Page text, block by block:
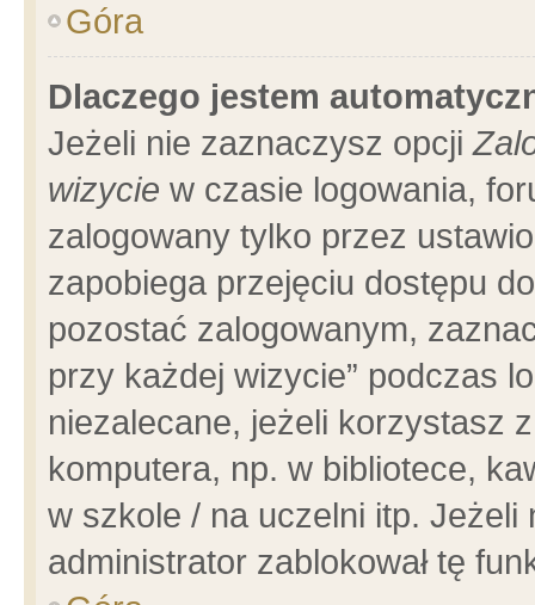
Góra
Dlaczego jestem
Jeżeli nie zaznaczysz opcji
wizycie w czasie logowania,
zalogowany tylko przez
zapobiega przejęciu dostępu
pozostać zalogowanym,
przy każdej wizycie” podczas
niezalecane, jeżeli korzystasz
komputera, np. w bibliotece,
w szkole / na uczelni itp.
administrator zablokował tę